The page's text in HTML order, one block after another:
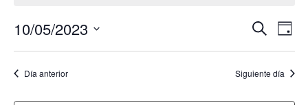
CARNETS POR PUNTOS
de
Buscar
Día
10/05/2023
Selecciona
la Día anterior Siguiente día